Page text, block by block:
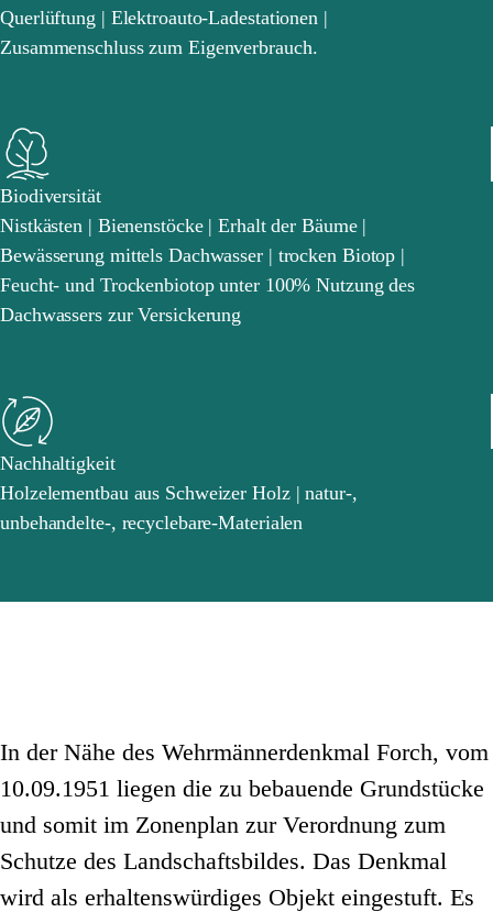
Querlüftung | Elektroauto-Ladestationen |
Zusammenschluss zum Eigenverbrauch.
Biodiversität
Nistkästen | Bienenstöcke | Erhalt der Bäume |
Bewässerung mittels Dachwasser | trocken Biotop |
Feucht- und Trockenbiotop unter 100% Nutzung des
Dachwassers zur Versickerung
Nachhaltigkeit
Holzelementbau aus Schweizer Holz | natur-,
unbehandelte-, recyclebare-Materialen
In der Nähe des Wehrmännerdenkmal Forch, vom
10.09.1951 liegen die zu bebauende Grundstücke
und somit im Zonenplan zur Verordnung zum
Schutze des Landschaftsbildes. Das Denkmal
wird als erhaltenswürdiges Objekt eingestuft. Es